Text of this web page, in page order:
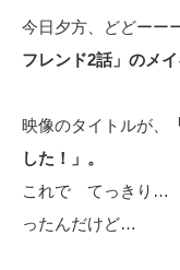
今日夕方、どどーー
フレンド2話」のメ
映像のタイトルが、
した！」。
これで てっきり…
ったんだけど…